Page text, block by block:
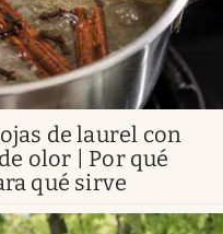
de laurel con
olor | Por qué
qué sirve